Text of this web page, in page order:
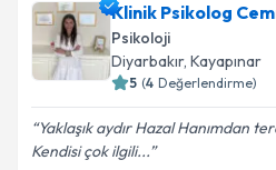
Klinik Psikolog
Psikoloji
Diyarbakır, Kayapınar
5 (4 Değerlendirme)
Yaklaşık aydır Hazal Hanımdan
Kendisi çok ilgili...